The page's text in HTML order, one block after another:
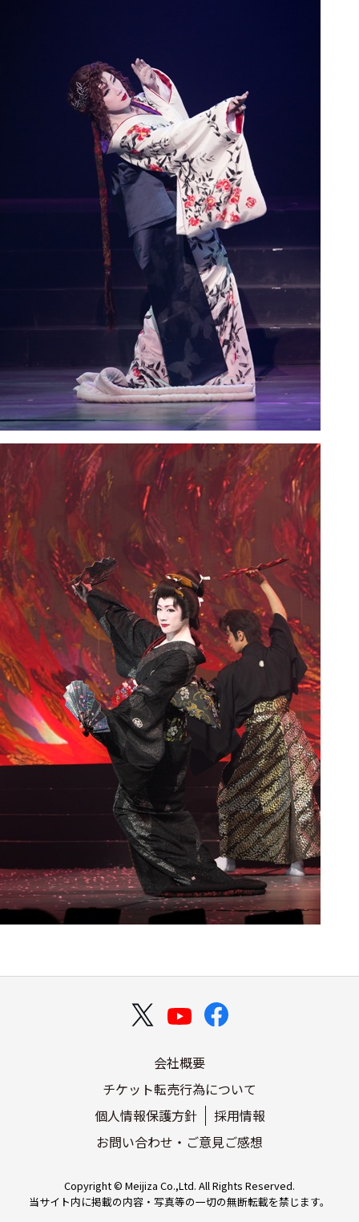
会社概要
チケット転売行為について
個人情報保護方針
採用情報
お問い合わせ・ご意見ご感想
Copyright © Meijiza Co.,Ltd. All Rights Reserved.
当サイト内に掲載の内容・写真等の一切の無断転載を禁じます。